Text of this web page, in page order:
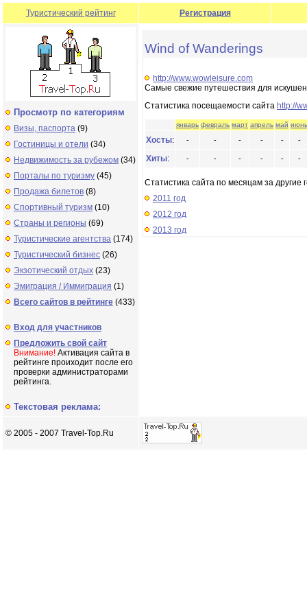
Туристический рейтинг Регистрация
Просмотр по категориям
Визы, паспорта (9)
Гостиницы и отели (34)
Недвижимость за рубежом (34)
Порталы по туризму (45)
Продажа билетов (8)
Спортивный туризм (10)
Страны и регионы (69)
Туристические агентства (174)
Туристический бизнес (26)
Экзотический отдых (23)
Эмиграция / Иммиграция (1)
Всего сайтов в рейтинге (433)
Вход для участников
Предложить свой сайт
Внимание! Активация сайта в
рейтинге проиходит после его
проверки администраторами
рейтинга.
Текстовая реклама:
Wind of Wanderings
http://www.wowleisure.com
Самые свежие путешествия для
Статистика посещаемости сайта http://
январь февраль март апрель май июнь
Хосты: - - - - - -
Хиты: - - - - - -
Статистика сайта по месяцам за другие
2011 год
2012 год
2013 год
© 2005 - 2007 Travel-Top.Ru